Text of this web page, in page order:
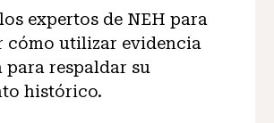
expertos de NEH para
cómo utilizar evidencia
respaldar su
histórico.